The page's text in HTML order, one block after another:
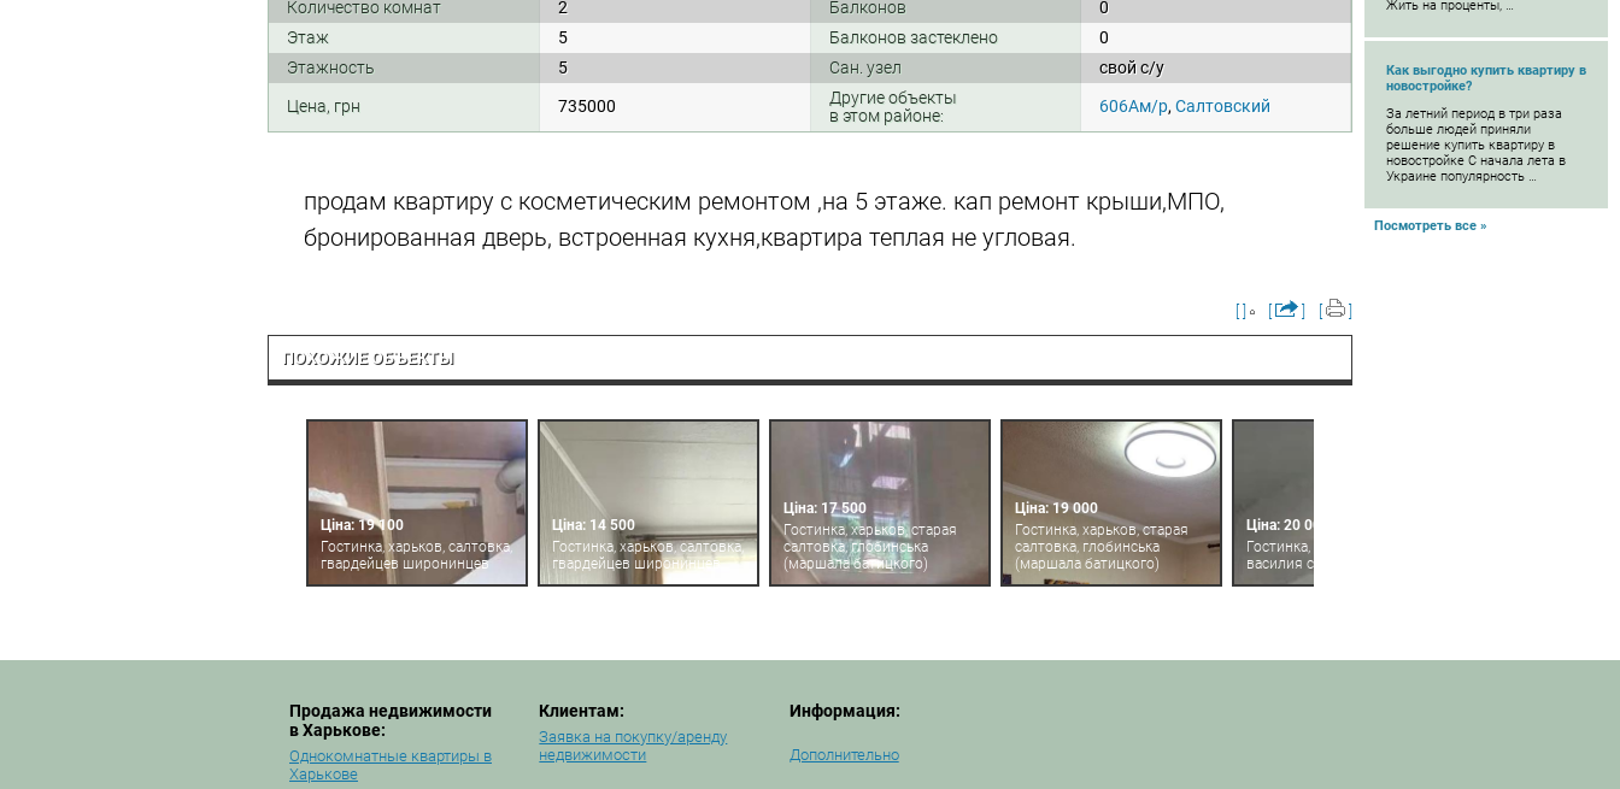
Жить на проценты, …
Как выгодно купить квартиру в
новостройке?
За летний период в три раза
больше людей приняли
решение купить квартиру в
новостройке С начала лета в
Украине популярность …
Посмотреть все »
Количество комнат
2 Балконов
0
Этаж
5 Балконов застеклено
0
Этажность
5 Сан. узел
свой с/у
Цена, грн
735000
Другие объекты
в этом районе:
606Ам/р, Салтовский
продам квартиру с косметическим ремонтом ,на 5 этаже. кап ремонт крыши,МПО,
бронированная дверь, встроенная кухня,квартира теплая не угловая.
ПОХОЖИЕ ОБЪЕКТЫ
Ціна: 19 100
Гостинка, харьков, салтовка,
гвардейцев широнинцев
Ціна: 14 500
Гостинка, харьков, салтовка,
гвардейцев широнинцев
Ціна: 17 500
Гостинка, харьков, старая
салтовка, глобинська
(маршала батицкого)
Ціна: 19 000
Гостинка, харьков, старая
салтовка, глобинська
(маршала батицкого)
Ціна: 20 000
Гостинка, харьков, салтовка,
василия стуса
Продажа недвижимости
в Харькове:
Однокомнатные квартиры в
Харькове
Клиентам:
Заявка на покупку/аренду
недвижимости
Информация:
Дополнительно